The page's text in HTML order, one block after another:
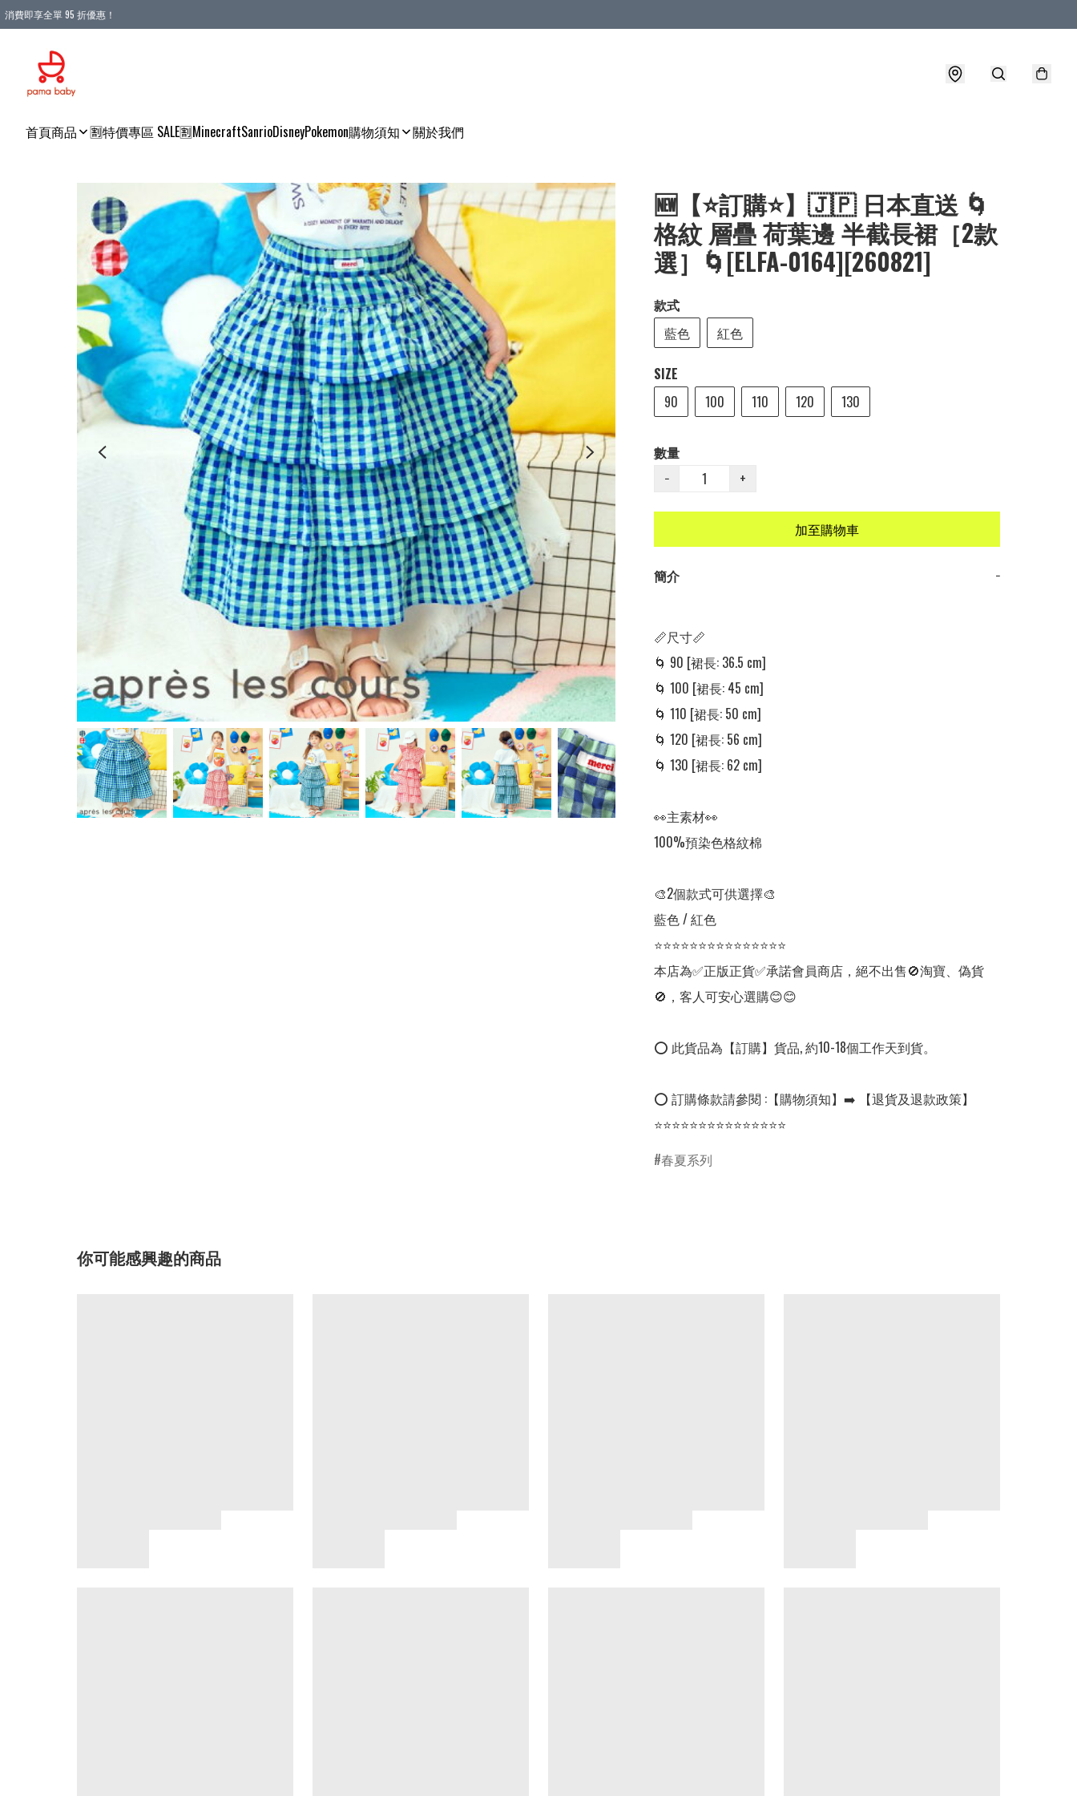
消費即享全單 95 折優惠！
首頁商品 🈹特價專區 SALE🈹MinecraftSanrioDisneyPokemon購物須知 關於我們
🆕【⭐訂購⭐】🇯🇵 日本直送 🌀
格紋 層疊 荷葉邊 半截長裙［2款
選］🌀[ELFA-0164][260821]
款式
藍色
紅色
SIZE
90
100 110 120 130
數量
−
+
加至購物車
簡介 −
📏尺寸📏
🌀 90 [裙長: 36.5 cm]
🌀 100 [裙長: 45 cm]
🌀 110 [裙長: 50 cm]
🌀 120 [裙長: 56 cm]
🌀 130 [裙長: 62 cm]
👀主素材👀
100%預染色格紋棉
🎨2個款式可供選擇🎨
藍色 / 紅色
⭐⭐⭐⭐⭐⭐⭐⭐⭐⭐⭐⭐⭐⭐⭐
本店為✅正版正貨✅承諾會員商店，絕不出售🚫淘寶、偽貨
🚫，客人可安心選購😊😊
⭕ 此貨品為【訂購】貨品, 約10-18個工作天到貨。
⭕ 訂購條款請參閱 :【購物須知】➡️ 【退貨及退款政策】
⭐⭐⭐⭐⭐⭐⭐⭐⭐⭐⭐⭐⭐⭐⭐
春夏系列
你可能感興趣的商品